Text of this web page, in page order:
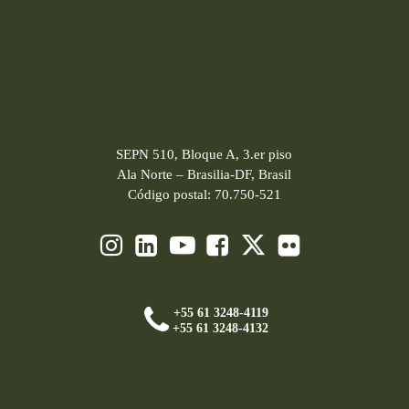
SEPN 510, Bloque A, 3.er piso
Ala Norte – Brasilia-DF, Brasil
Código postal: 70.750-521
+55 61 3248-4119
+55 61 3248-4132